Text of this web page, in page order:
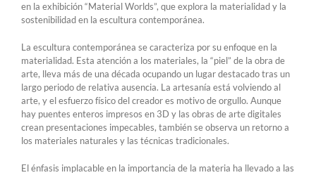
en la exhibición “Material Worlds”, que explora la materialidad y la
sostenibilidad en la escultura contemporánea.
La escultura contemporánea se caracteriza por su enfoque en la
materialidad. Esta atención a los materiales, la “piel” de la obra de
arte, lleva más de una década ocupando un lugar destacado tras un
largo periodo de relativa ausencia. La artesanía está volviendo al
arte, y el esfuerzo físico del creador es motivo de orgullo. Aunque
hay puentes enteros impresos en 3D y las obras de arte digitales
crean presentaciones impecables, también se observa un retorno a
los materiales naturales y las técnicas tradicionales.
El énfasis implacable en la importancia de la materia ha llevado a las